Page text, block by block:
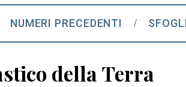
NUMERI PRECEDENTI
della Terra